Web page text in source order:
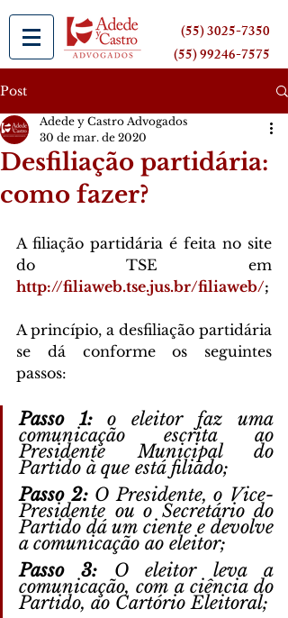
(55) 3025-7350
(55) 99246-7575
Post
Desfiliação partidária:
como fazer?
Adede y Castro Advogados
30 de mar. de 2020
A filiação partidária é feita no site
do TSE em
http://filiaweb.tse.jus.br/filiaweb/;
A princípio, a desfiliação partidária
se dá conforme os seguintes
passos:
Passo 1: o eleitor faz uma
comunicação escrita ao
Presidente Municipal do
Partido à que está filiado;
Passo 2: O Presidente, o Vice-
Presidente ou o Secretário do
Partido dá um ciente e devolve
a comunicação ao eleitor;
Passo 3: O eleitor leva a
comunicação, com a ciência do
Partido, ao Cartório Eleitoral;